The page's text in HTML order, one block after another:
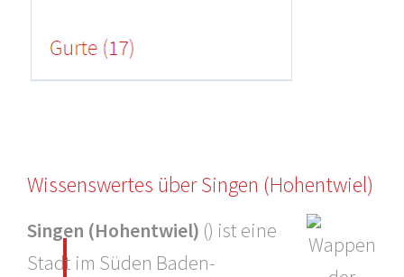
Wissenswertes über Singen (Hohentwiel)
Singen (Hohentwiel) () ist eine
Stadt im Süden Baden-